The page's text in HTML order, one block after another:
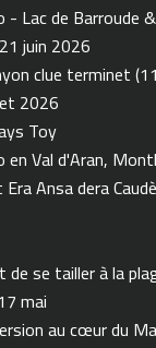
- Lac de Barroude
juin 2026
clue terminet
2026
Toy
en Val d'Aran,
Ansa dera
de se tailler à la
mai
au cœur du